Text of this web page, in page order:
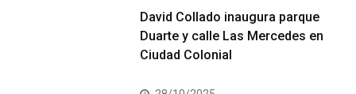
David Collado inaugura parque
Duarte y calle Las Mercedes en
Ciudad Colonial